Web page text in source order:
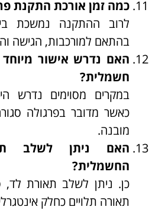
כמה זמן אורכת התקנת
לרוב ההתקנה נמשכת
בהתאם למורכבות, הגישה
האם נדרש אישור
חשמלית?
במקרים מסוימים נדרש
כאשר מדובר בפרגולה
מובנה.
האם ניתן לשלב
החשמלית?
כן. ניתן לשלב תאורת לד,
תאורה תלויים כחלק